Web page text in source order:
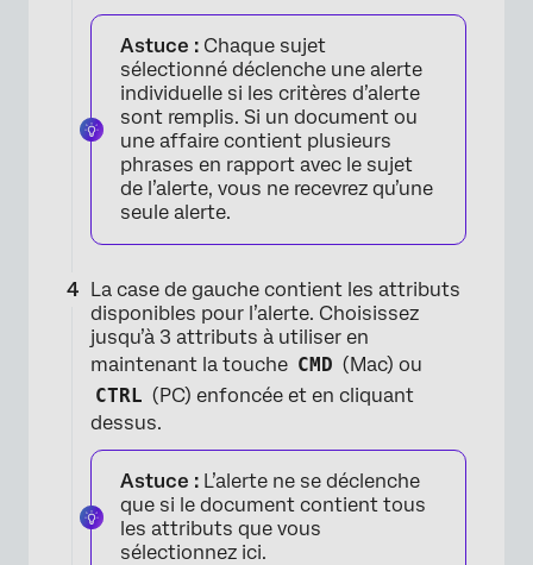
×
Astuce : Chaque sujet
sélectionné déclenche une alerte
individuelle si les critères d’alerte
sont remplis. Si un document ou
une affaire contient plusieurs
phrases en rapport avec le sujet
de l’alerte, vous ne recevrez qu’une
seule alerte.
La case de gauche contient les attributs
disponibles pour l’alerte. Choisissez
jusqu’à 3 attributs à utiliser en
maintenant la touche CMD (Mac) ou
CTRL (PC) enfoncée et en cliquant
dessus.
Astuce : L’alerte ne se déclenche
que si le document contient tous
les attributs que vous
sélectionnez ici.